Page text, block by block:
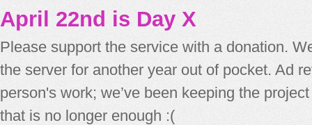
April 22nd is Day X
Please support the service with a donation.
the server for another year out of pocket. Ad
person's work; we’ve been keeping the
that is no longer enough :(